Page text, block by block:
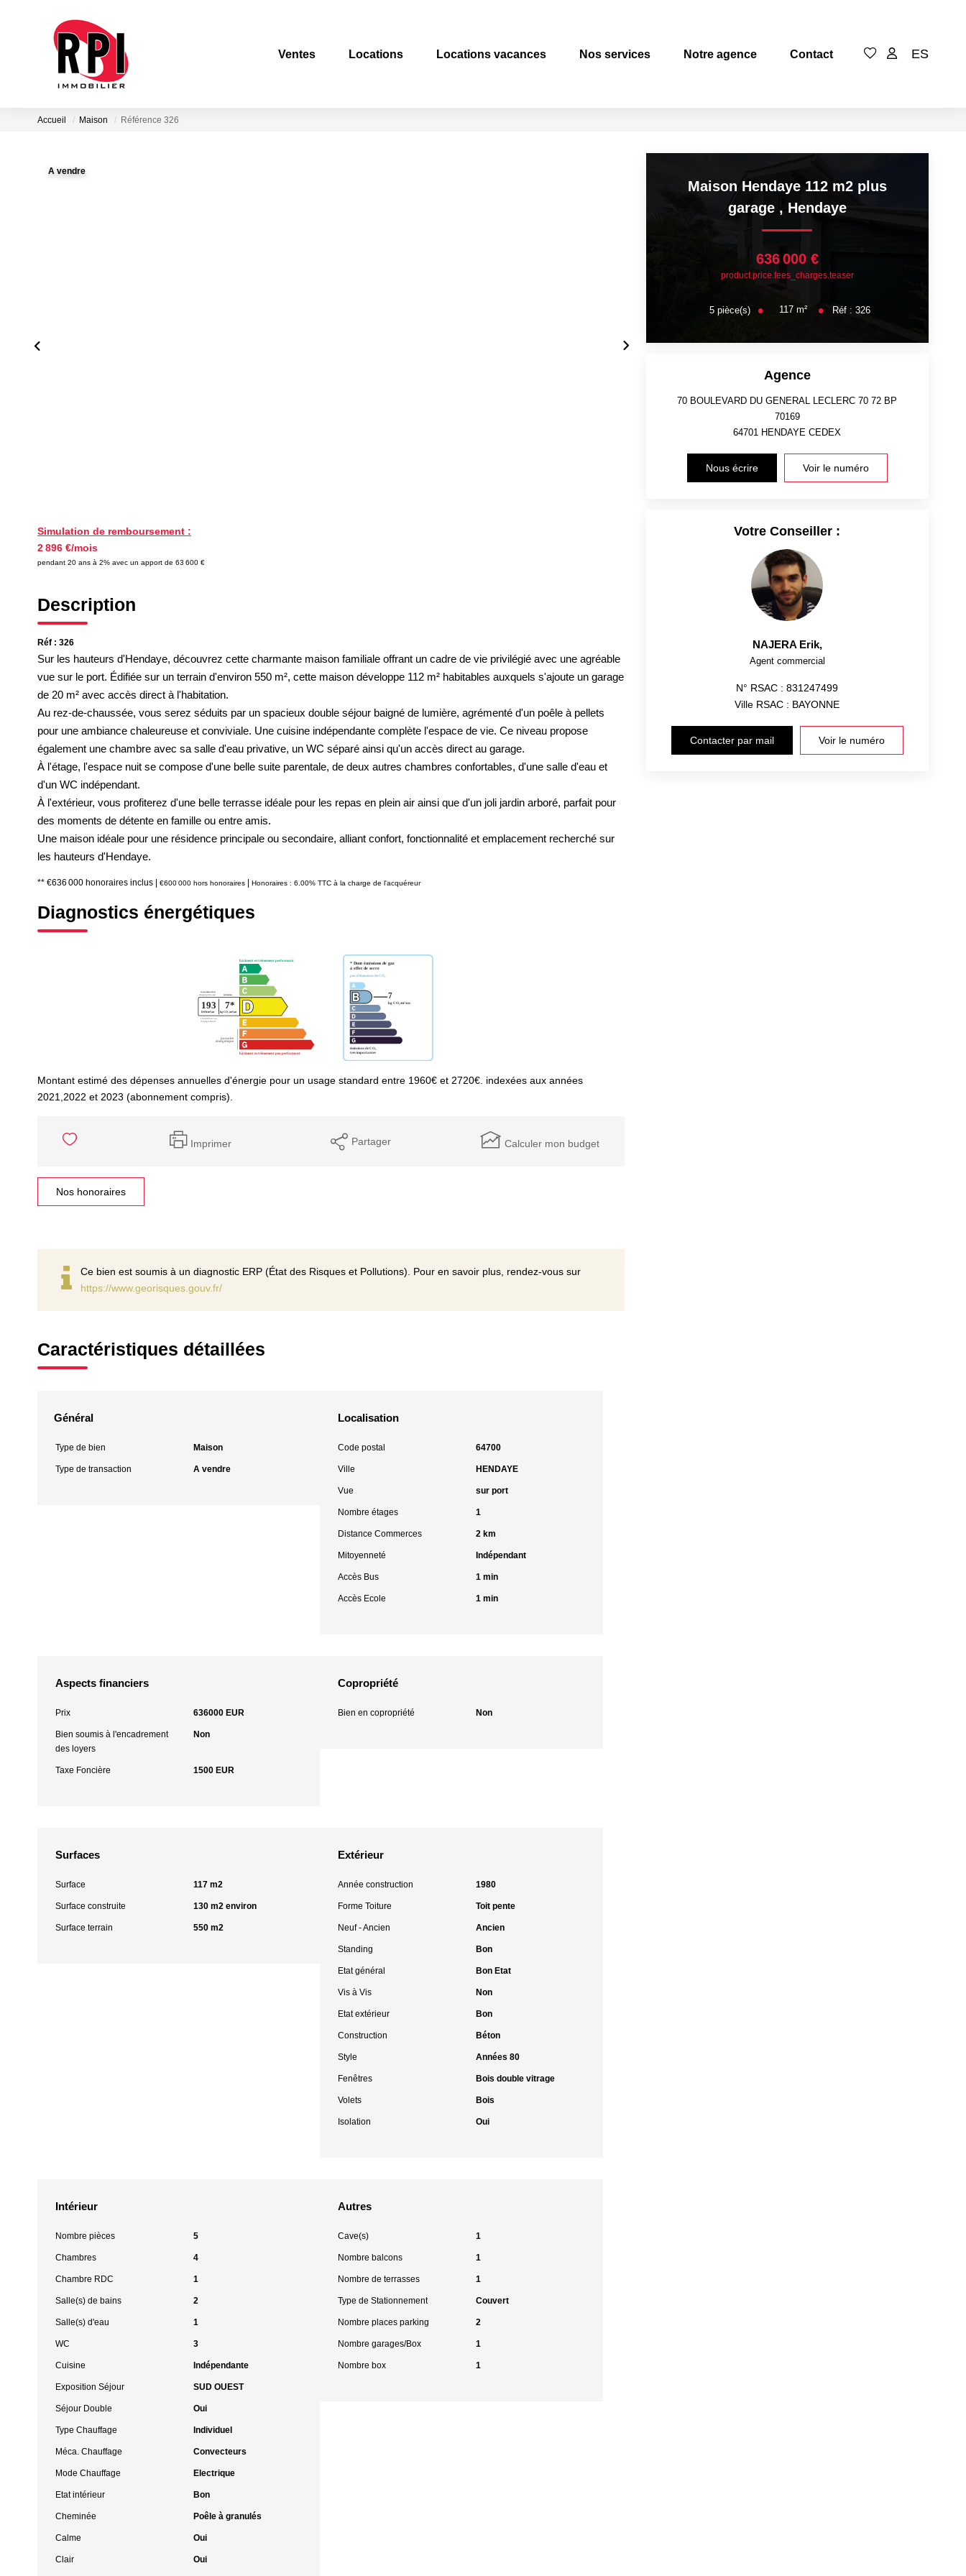
Ventes Locations Locations vacances Nos services Notre agence Contact ES
Accueil Maison Référence 326
A vendre
Simulation de remboursement :
2 896 €/mois
pendant 20 ans à 2% avec un apport de 63 600 €
Description
Réf : 326
Sur les hauteurs d'Hendaye, découvrez cette charmante maison familiale offrant un cadre de vie privilégié avec une agréable
vue sur le port. Édifiée sur un terrain d'environ 550 m², cette maison développe 112 m² habitables auxquels s'ajoute un garage
de 20 m² avec accès direct à l'habitation.
Au rez-de-chaussée, vous serez séduits par un spacieux double séjour baigné de lumière, agrémenté d'un poêle à pellets
pour une ambiance chaleureuse et conviviale. Une cuisine indépendante complète l'espace de vie. Ce niveau propose
également une chambre avec sa salle d'eau privative, un WC séparé ainsi qu'un accès direct au garage.
À l'étage, l'espace nuit se compose d'une belle suite parentale, de deux autres chambres confortables, d'une salle d'eau et
d'un WC indépendant.
À l'extérieur, vous profiterez d'une belle terrasse idéale pour les repas en plein air ainsi que d'un joli jardin arboré, parfait pour
des moments de détente en famille ou entre amis.
Une maison idéale pour une résidence principale ou secondaire, alliant confort, fonctionnalité et emplacement recherché sur
les hauteurs d'Hendaye.
** €636 000 honoraires inclus €600 000 hors honoraires Honoraires : 6.00% TTC à la charge de l'acquéreur
Diagnostics énergétiques
Montant estimé des dépenses annuelles d'énergie pour un usage standard entre 1960€ et 2720€. indexées aux années
2021,2022 et 2023 (abonnement compris).
Imprimer Partager Calculer mon budget
Nos honoraires
Ce bien est soumis à un diagnostic ERP (État des Risques et Pollutions). Pour en savoir plus, rendez-vous sur
https://www.georisques.gouv.fr/
Caractéristiques détaillées
Général
Type de bien Maison
Type de transaction A vendre
Localisation
Code postal 64700
Ville HENDAYE
Vue sur port
Nombre étages 1
Distance Commerces 2 km
Mitoyenneté Indépendant
Accès Bus 1 min
Accès Ecole 1 min
Aspects financiers
Prix 636000 EUR
Bien soumis à l'encadrement
des loyers
Non
Taxe Foncière 1500 EUR
Copropriété
Bien en copropriété Non
Surfaces
Surface 117 m2
Surface construite 130 m2 environ
Surface terrain 550 m2
Extérieur
Année construction 1980
Forme Toiture Toit pente
Neuf - Ancien Ancien
Standing Bon
Etat général Bon Etat
Vis à Vis Non
Etat extérieur Bon
Construction Béton
Style Années 80
Fenêtres Bois double vitrage
Volets Bois
Isolation Oui
Intérieur
Nombre pièces 5
Chambres 4
Chambre RDC 1
Salle(s) de bains 2
Salle(s) d'eau 1
WC 3
Cuisine Indépendante
Exposition Séjour SUD OUEST
Séjour Double Oui
Type Chauffage Individuel
Méca. Chauffage Convecteurs
Mode Chauffage Electrique
Etat intérieur Bon
Cheminée Poêle à granulés
Calme Oui
Clair Oui
Autres
Cave(s) 1
Nombre balcons 1
Nombre de terrasses 1
Type de Stationnement Couvert
Nombre places parking 2
Nombre garages/Box 1
Nombre box 1
Maison Hendaye 112 m2 plus
garage , Hendaye
636 000 €
product.price.fees_charges.teaser
5pièce(s) 117m² Réf :326
Agence
70 BOULEVARD DU GENERAL LECLERC 70 72 BP
70169
64701 HENDAYE CEDEX
Nous écrire Voir le numéro
Votre Conseiller :
NAJERA Erik,
Agent commercial
N° RSAC : 831247499
Ville RSAC : BAYONNE
Contacter par mail Voir le numéro